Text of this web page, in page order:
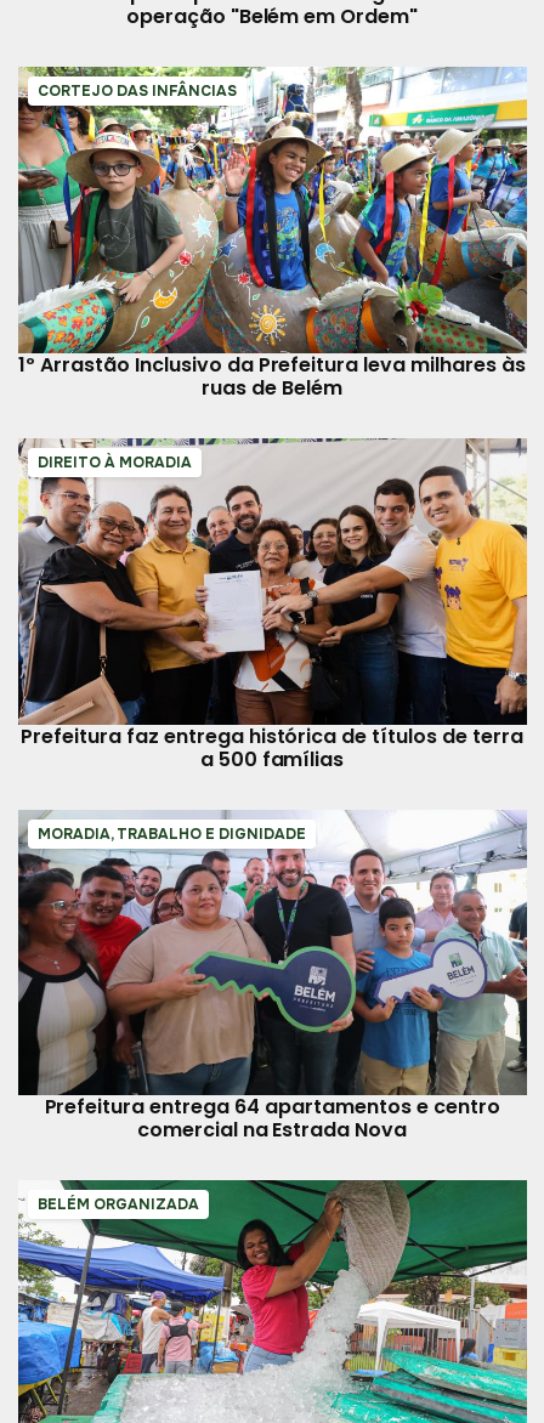
operação "Belém em Ordem"
CORTEJO DAS INFÂNCIAS
1º Arrastão Inclusivo da Prefeitura leva milhares às
ruas de Belém
DIREITO À MORADIA
Prefeitura faz entrega histórica de títulos de terra
a 500 famílias
MORADIA, TRABALHO E DIGNIDADE
Prefeitura entrega 64 apartamentos e centro
comercial na Estrada Nova
BELÉM ORGANIZADA